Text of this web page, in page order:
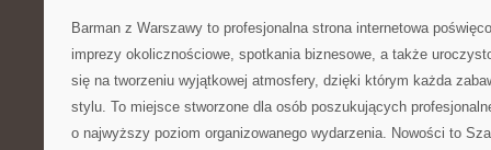
Barman z Warszawy to profesjonalna strona internetowa
imprezy okolicznościowe, spotkania biznesowe, a także
się na tworzeniu wyjątkowej atmosfery, dzięki którym każda
stylu. To miejsce stworzone dla osób poszukujących
o najwyższy poziom organizowanego wydarzenia. Nowości to